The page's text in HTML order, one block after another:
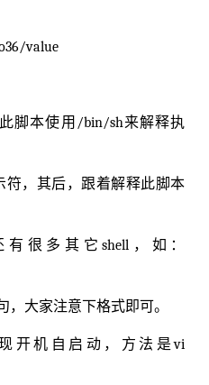
value
脚本使用/bin/sh来解释执
，其后，跟着解释此脚本
很多其它shell，如：
大家注意下格式即可。
开机自启动，方法是vi